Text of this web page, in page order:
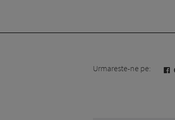
Urmareste-ne pe: